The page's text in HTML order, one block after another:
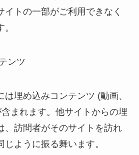
イトの一部がご利用できなく
ンツ
は埋め込みコンテンツ (動画、
まれます。他サイトからの埋
、訪問者がそのサイトを訪れ
ように振る舞います。